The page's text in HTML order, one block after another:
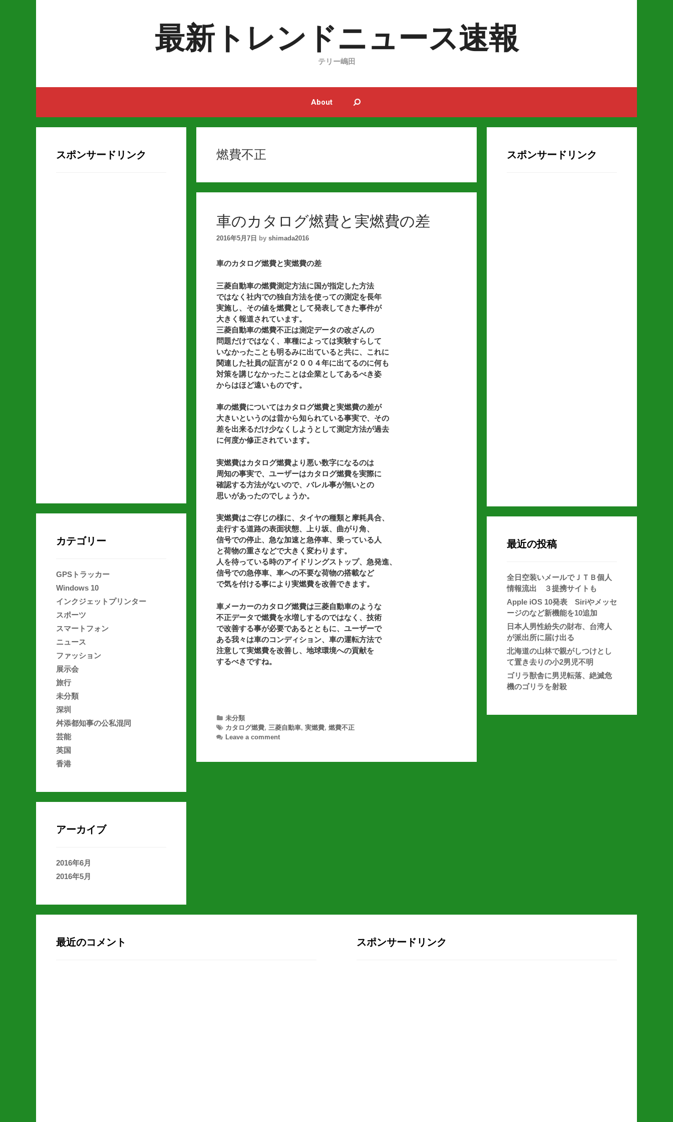
最新トレンドニュース速報
テリー嶋田
About
燃費不正
車のカタログ燃費と実燃費の差
2016年5月7日 by shimada2016
車のカタログ燃費と実燃費の差
三菱自動車の燃費測定方法に国が指定した方法
ではなく社内での独自方法を使っての測定を長年
実施し、その値を燃費として発表してきた事件が
大きく報道されています。
三菱自動車の燃費不正は測定データの改ざんの
問題だけではなく、車種によっては実験すらして
いなかったことも明るみに出ていると共に、これに
関連した社員の証言が２００４年に出てるのに何も
対策を講じなかったことは企業としてあるべき姿
からはほど遠いものです。
車の燃費についてはカタログ燃費と実燃費の差が
大きいというのは昔から知られている事実で、その
差を出来るだけ少なくしようとして測定方法が過去
に何度か修正されています。
実燃費はカタログ燃費より悪い数字になるのは
周知の事実で、ユーザーはカタログ燃費を実際に
確認する方法がないので、バレル事が無いとの
思いがあったのでしょうか。
実燃費はご存じの様に、タイヤの種類と摩耗具合、
走行する道路の表面状態、上り坂、曲がり角、
信号での停止、急な加速と急停車、乗っている人
と荷物の重さなどで大きく変わります。
人を待っている時のアイドリングストップ、急発進、
信号での急停車、車への不要な荷物の搭載など
で気を付ける事により実燃費を改善できます。
車メーカーのカタログ燃費は三菱自動車のような
不正データで燃費を水増しするのではなく、技術
で改善する事が必要であるとともに、ユーザーで
ある我々は車のコンディション、車の運転方法で
注意して実燃費を改善し、地球環境への貢献を
するべきですね。
Categories
未分類
Tags
カタログ燃費, 三菱自動車, 実燃費, 燃費不正
Leave a comment
スポンサードリンク
カテゴリー
GPSトラッカー
Windows 10
インクジェットプリンター
スポーツ
スマートフォン
ニュース
ファッション
展示会
旅行
未分類
深圳
舛添都知事の公私混同
芸能
英国
香港
アーカイブ
2016年6月
2016年5月
スポンサードリンク
最近の投稿
全日空装いメールでＪＴＢ個人
情報流出 ３提携サイトも
Apple iOS 10発表 Siriやメッセ
ージのなど新機能を10追加
日本人男性紛失の財布、台湾人
が派出所に届け出る
北海道の山林で親がしつけとし
て置き去りの小2男児不明
ゴリラ獣舎に男児転落、絶滅危
機のゴリラを射殺
最近のコメント スポンサードリンク